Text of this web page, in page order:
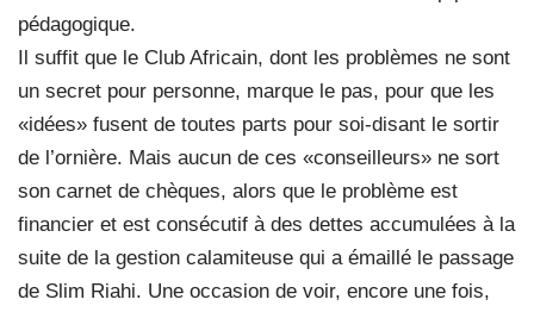
pédagogique.
Il suffit que le Club Africain, dont les problèmes ne sont
un secret pour personne, marque le pas, pour que les
«idées» fusent de toutes parts pour soi-disant le sortir
de l’ornière. Mais aucun de ces «conseilleurs» ne sort
son carnet de chèques, alors que le problème est
financier et est consécutif à des dettes accumulées à la
suite de la gestion calamiteuse qui a émaillé le passage
de Slim Riahi. Une occasion de voir, encore une fois,